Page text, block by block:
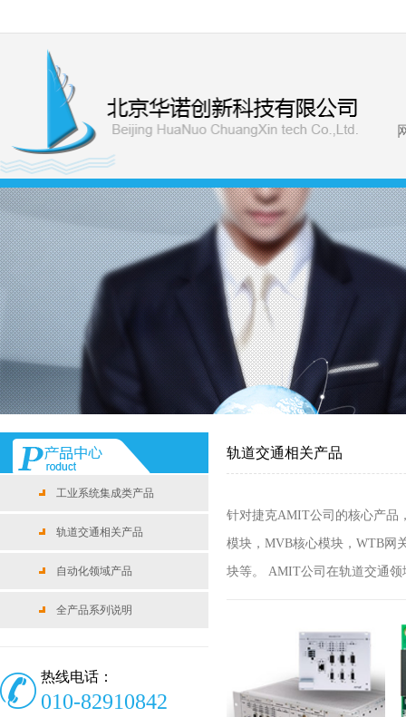
工业系统集成类产品
轨道交通相关产品
自动化领域产品
全产品系列说明
热线电话：
010-82910842
轨道交通相关产品
针对捷克AMIT公司的核心产品
模块，MVB核心模块，WTB网
块等。 AMIT公司在轨道交通